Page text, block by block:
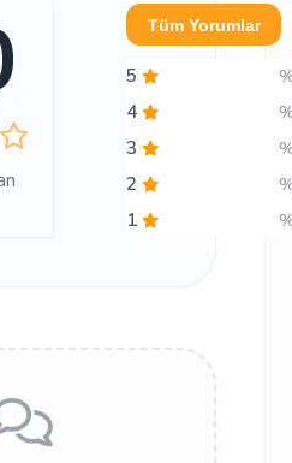
Tüm Yorumlar
5
4
3
2
1